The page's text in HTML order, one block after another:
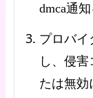
dmca通
プロバイ
し、侵
たは無効